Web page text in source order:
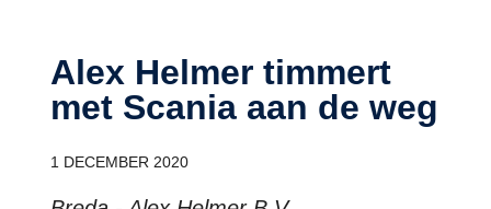
Alex Helmer timmert
met Scania aan de weg
1 DECEMBER 2020